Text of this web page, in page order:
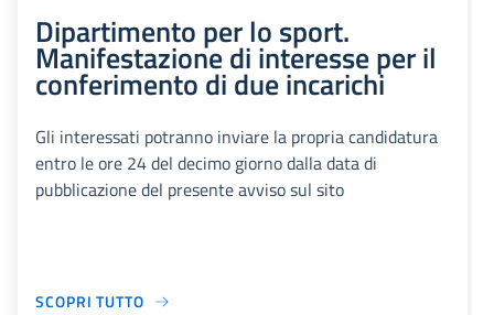
Dipartimento per lo sport.
Manifestazione di interesse per il
conferimento di due incarichi
Gli interessati potranno inviare la propria candidatura
entro le ore 24 del decimo giorno dalla data di
pubblicazione del presente avviso sul sito
SCOPRI TUTTO